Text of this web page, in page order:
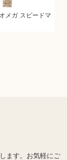
メガ スピードマ
ます。 お気軽にご